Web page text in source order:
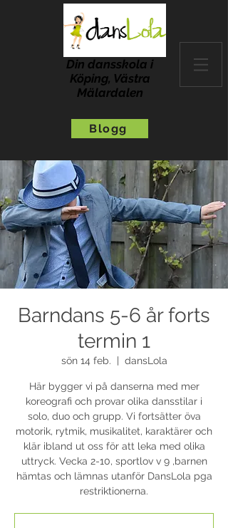
Din dansskola i
Köping, Västra
Mälardalen
Blogg
Barndans 5-6 år forts
termin 1
sön 14 feb. dansLola
Här bygger vi på danserna med mer
koreografi och provar olika dansstilar i
solo, duo och grupp. Vi fortsätter öva
motorik, rytmik, musikalitet, karaktärer och
klär ibland ut oss för att leka med olika
uttryck. Vecka 2-10, sportlov v 9 ,barnen
hämtas och lämnas utanför DansLola pga
restriktionerna.